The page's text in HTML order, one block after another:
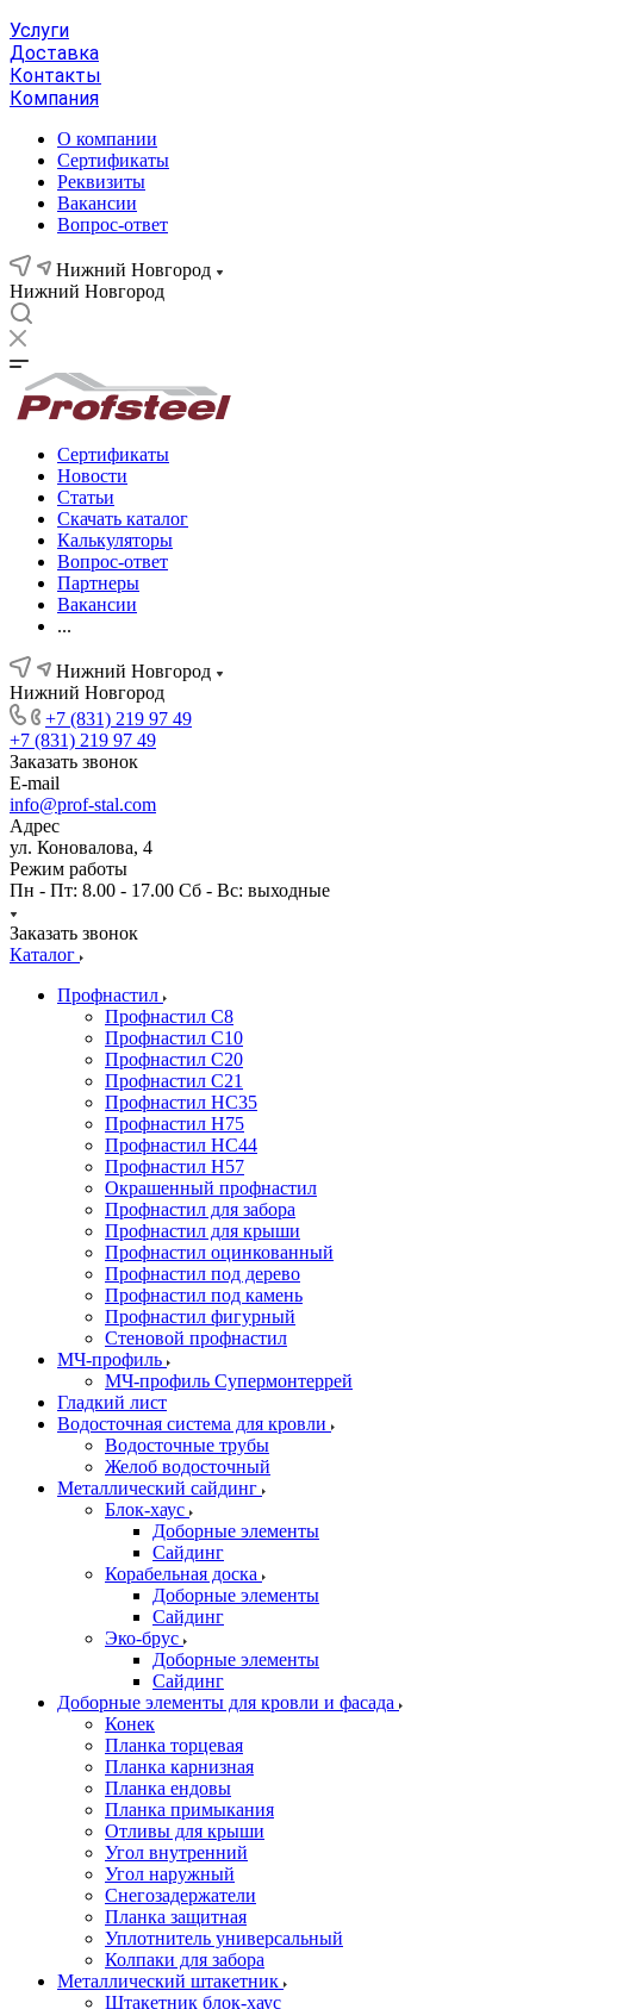
Услуги
Доставка
Контакты
Компания
О компании
Сертификаты
Реквизиты
Вакансии
Вопрос-ответ
Нижний Новгород
Нижний Новгород
Сертификаты
Новости
Статьи
Скачать каталог
Калькуляторы
Вопрос-ответ
Партнеры
Вакансии
...
Нижний Новгород
Нижний Новгород
+7 (831) 219 97 49
+7 (831) 219 97 49
Заказать звонок
E-mail
info@prof-stal.com
Адрес
ул. Коновалова, 4
Режим работы
Пн - Пт: 8.00 - 17.00 Сб - Вс: выходные
Заказать звонок
Каталог
Профнастил
Профнастил С8
Профнастил С10
Профнастил С20
Профнастил С21
Профнастил НС35
Профнастил Н75
Профнастил HC44
Профнастил Н57
Окрашенный профнастил
Профнастил для забора
Профнастил для крыши
Профнастил оцинкованный
Профнастил под дерево
Профнастил под камень
Профнастил фигурный
Стеновой профнастил
МЧ-профиль
МЧ-профиль Супермонтеррей
Гладкий лист
Водосточная система для кровли
Водосточные трубы
Желоб водосточный
Металлический сайдинг
Блок-хаус
Доборные элементы
Сайдинг
Корабельная доска
Доборные элементы
Сайдинг
Эко-брус
Доборные элементы
Сайдинг
Доборные элементы для кровли и фасада
Конек
Планка торцевая
Планка карнизная
Планка ендовы
Планка примыкания
Отливы для крыши
Угол внутренний
Угол наружный
Снегозадержатели
Планка защитная
Уплотнитель универсальный
Колпаки для забора
Металлический штакетник
Штакетник блок-хаус